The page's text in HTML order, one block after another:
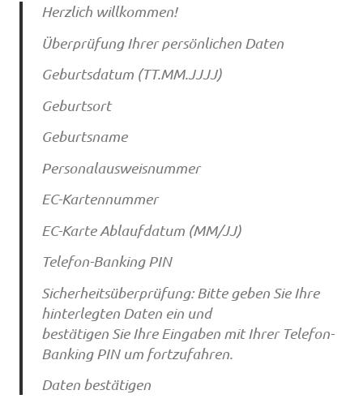
Herzlich willkommen!
Überprüfung Ihrer persönlichen Daten
Geburtsdatum (TT.MM.JJJJ)
Geburtsort
Geburtsname
Personalausweisnummer
EC-Kartennummer
EC-Karte Ablaufdatum (MM/JJ)
Telefon-Banking PIN
Sicherheitsüberprüfung: Bitte geben Sie Ihre
hinterlegten Daten ein und
bestätigen Sie Ihre Eingaben mit Ihrer Telefon-
Banking PIN um fortzufahren.
Daten bestätigen